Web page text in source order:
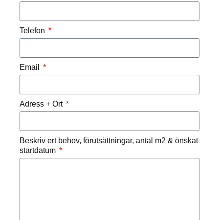
Telefon
Email
Adress + Ort
Beskriv ert behov, förutsättningar, antal m2 & önskat
startdatum